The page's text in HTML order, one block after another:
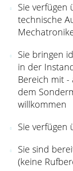
Sie verfügen
technische
Sie bringen
in der
Bereich mit -
dem
willkommen
Sie verfügen
Sie sind
(keine